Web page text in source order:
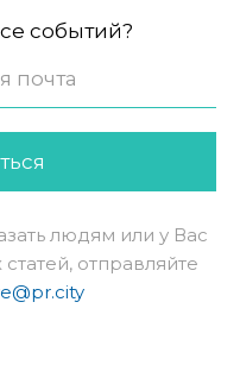
событий?
людям или у Вас
отправляйте